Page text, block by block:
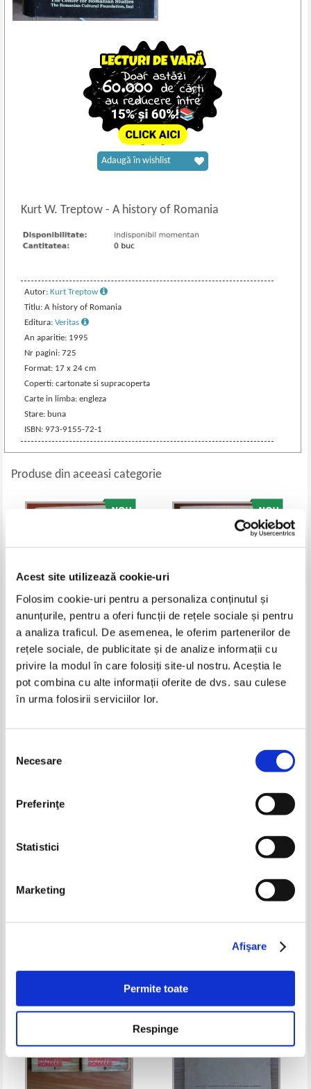
Acest site utilizează cookie-uri
Folosim cookie-uri pentru a personaliza conținutul și
anunțurile, pentru a oferi funcții de rețele sociale și pentru
a analiza traficul. De asemenea, le oferim partenerilor de
rețele sociale, de publicitate și de analize informații cu
privire la modul în care folosiți site-ul nostru. Aceștia le
pot combina cu alte informații oferite de dvs. sau culese
în urma folosirii serviciilor lor.
consimțământului
Necesare
Preferinţe
Statistici
Marketing
Afişare
Permite toate
Respinge
Kurt W. Treptow- A history of Romania
Autor:Kurt Treptow
Titlu: A history of Romania
Editura:Veritas
An aparitie: 1995
Nr pagini: 725
Format: 17 x 24 cm
Coperti: cartonate si supracoperta
Carte in limba: engleza
Stare: buna
ISBN: 973-9155-72-1
Adaugă în wishlist
Produse din aceeasi categorie
Nicolae Iorga - Istoria romanilor
in chipuri si icoane
Pret:37,00 Lei
Adaugă în coș
Max Demeter Peyfuss -
Chestiunea aromaneasca
Pret:35,00 Lei
Mihail Drumes - Povestea
neamului romanesc (2 volume)
Vasile Vetisanu Mocanu - Cartea
Simleului. Repere istorice si